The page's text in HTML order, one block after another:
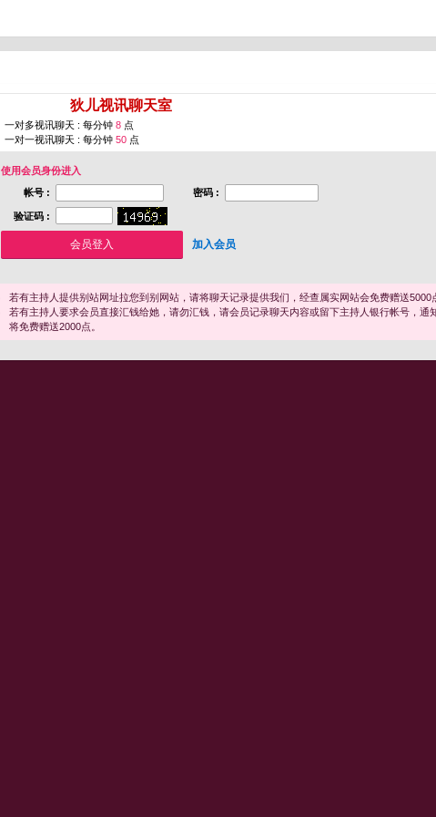
狄儿视讯聊天室
一对多视讯聊天 : 每分钟 8 点
一对一视讯聊天 : 每分钟 50 点
使用会员身份进入
帐号 :
密码 :
验证码 :
加入会员
若有主持人提供别站网址拉您到别网站，请将聊天记录提供我们，经查属实网站会免费赠送5000
若有主持人要求会员直接汇钱给她，请勿汇钱，请会员记录聊天内容或留下主持人银行帐号，通
将免费赠送2000点。